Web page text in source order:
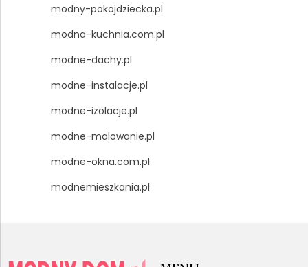
modny-pokojdziecka.pl
modna-kuchnia.com.pl
modne-dachy.pl
modne-instalacje.pl
modne-izolacje.pl
modne-malowanie.pl
modne-okna.com.pl
modnemieszkania.pl